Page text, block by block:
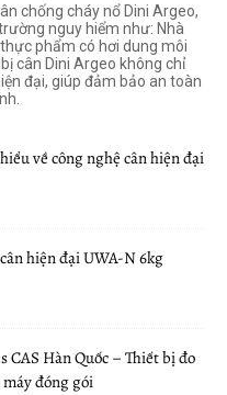
chống cháy nổ Dini Argeo,
nguy hiểm như: Nhà
phẩm có hơi dung môi
cân Dini Argeo không chỉ
đại, giúp đảm bảo an toàn
về công nghệ cân hiện đại
hiện đại UWA-N 6kg
CAS Hàn Quốc – Thiết bị đo
đóng gói